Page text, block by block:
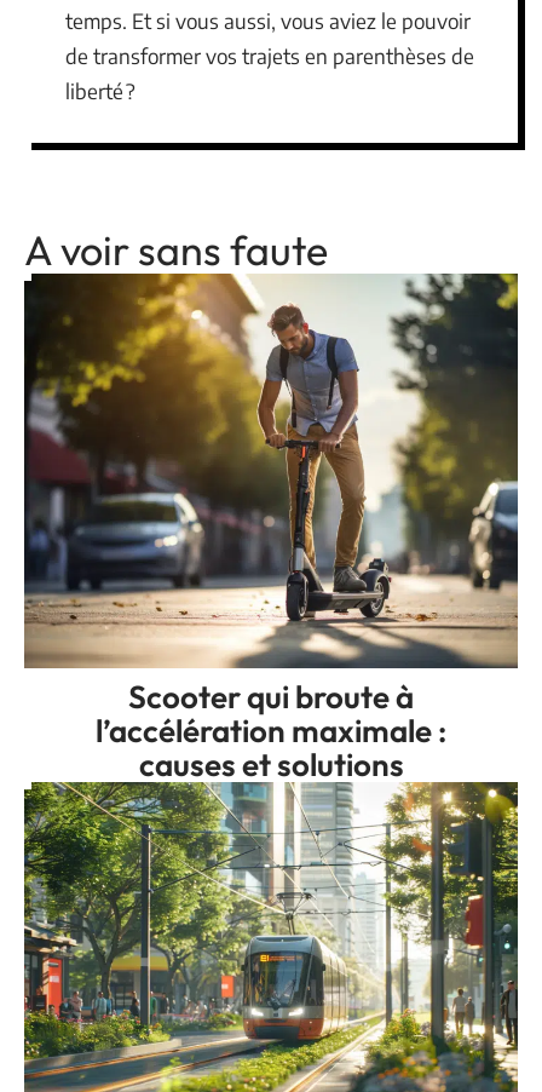
temps. Et si vous aussi, vous aviez le pouvoir
de transformer vos trajets en parenthèses de
liberté ?
A voir sans faute
Scooter qui broute à
l’accélération maximale :
causes et solutions